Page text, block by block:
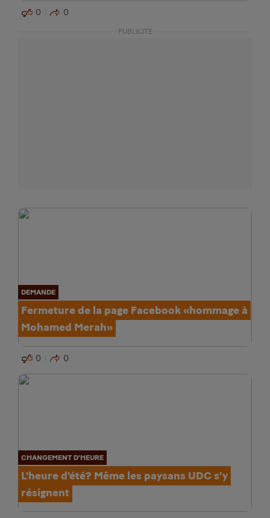
0 0
PUBLICITÉ
DEMANDE
Fermeture de la page Facebook «hommage à
Mohamed Merah»
0 0
CHANGEMENT D'HEURE
L'heure d'été? Même les paysans UDC s'y
résignent